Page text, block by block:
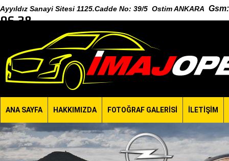
Ayyıldız Sanayi Sitesi 1125.Cadde No: 39/5 Ostim ANKARA Gsm:
96 38
ANA SAYFA HAKKIMIZDA FOTOĞRAF GALERİSİ İLETİŞİM